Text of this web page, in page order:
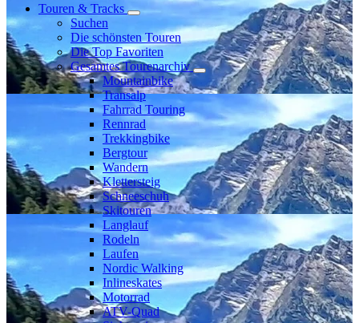
Touren & Tracks
Suchen
Die schönsten Touren
Die Top Favoriten
Gesamtes Tourenarchiv
Mountainbike
Transalp
Fahrrad Touring
Rennrad
Trekkingbike
Bergtour
Wandern
Klettersteig
Schneeschuh
Skitouren
Langlauf
Rodeln
Laufen
Nordic Walking
Inlineskates
Motorrad
ATV-Quad